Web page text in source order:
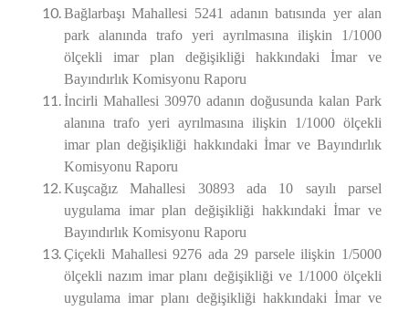
Bağlarbaşı Mahallesi 5241 adanın batısında yer alan
park alanında trafo yeri ayrılmasına ilişkin 1/1000
ölçekli imar plan değişikliği hakkındaki İmar ve
Bayındırlık Komisyonu Raporu
İncirli Mahallesi 30970 adanın doğusunda kalan Park
alanına trafo yeri ayrılmasına ilişkin 1/1000 ölçekli
imar plan değişikliği hakkındaki İmar ve Bayındırlık
Komisyonu Raporu
Kuşcağız Mahallesi 30893 ada 10 sayılı parsel
uygulama imar plan değişikliği hakkındaki İmar ve
Bayındırlık Komisyonu Raporu
Çiçekli Mahallesi 9276 ada 29 parsele ilişkin 1/5000
ölçekli nazım imar planı değişikliği ve 1/1000 ölçekli
uygulama imar planı değişikliği hakkındaki İmar ve